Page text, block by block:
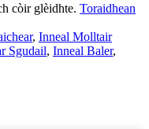
còir glèidhte. Toraidhean
, Inneal Molltair
Sgudail, Inneal Baler,